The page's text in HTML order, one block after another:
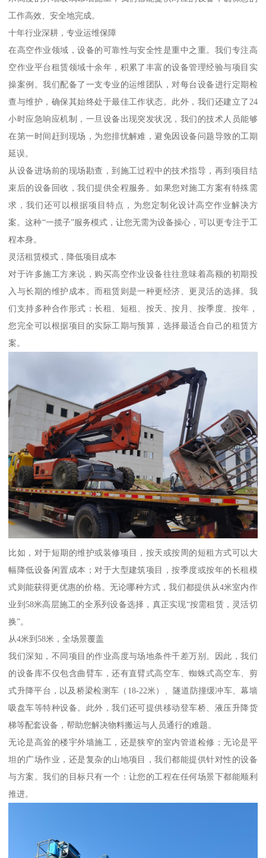
工作高效、安全地完成。
十年行业深耕，专业运维保障
在高空作业领域，设备的可靠性与安全性是重中之重。我们专注高
空作业平台租赁领域十余年，积累了丰富的设备管理经验与项目实
操案例。我们配备了一支专业的运维团队，对每台设备进行定期检
查与维护，确保其始终处于最佳工作状态。此外，我们还建立了24
小时应急响应机制，一旦设备出现突发状况，我们的技术人员能够
在第一时间赶到现场，为您排忧解难，避免因设备问题导致的工期
延误。
从设备进场前的现场勘查，到施工过程中的技术指导，再到项目结
束后的设备回收，我们提供全程服务。如果您对施工方案有特殊需
求，我们还可以根据项目特点，为您定制化设计高空作业解决方
案。这种“一揽子”服务模式，让您无需为设备操心，可以更专注于工
程本身。
灵活租赁模式，降低项目成本
对于许多施工方来说，购买高空作业设备往往意味着高额的初期投
入与长期的维护成本。而租赁则是一种更经济、更灵活的选择。我
们支持多种合作形式：长租、短租、按天、按月、按季度、按年，
您完全可以根据项目的实际工期与预算，选择最适合自己的租赁方
案。
比如，对于短期的维护或装修项目，按天或按周的短租方式可以大
幅降低设备闲置成本；对于大型建筑项目，按季度或按年的长租模
式则能获得更优惠的价格。无论哪种方式，我们都提供从4米室内作
业到58米高层施工的全系列设备选择，真正实现“按需租赁，灵活切
换”。
从4米到58米，全场景覆盖
我们深知，不同项目的作业高度与场地条件千差万别。因此，我们
的设备库不仅包含曲臂车，还有直臂式高空车、蜘蛛式高空车、剪
式升降平台，以及桥梁检测车（18-22米）、隧道防撞缓冲车、幕墙
吸盘车等特种设备。此外，我们还可提供移动登车桥、液压升降货
梯等配套设备，帮助您解决物料搬运与人员通行的难题。
无论是高耸的楼宇外墙施工，还是狭窄的室内管道检修；无论是平
坦的广场作业，还是复杂的山地项目，我们都能提供针对性的设备
与方案。我们的目标只有一个：让您的工程在任何场景下都能顺利
推进。